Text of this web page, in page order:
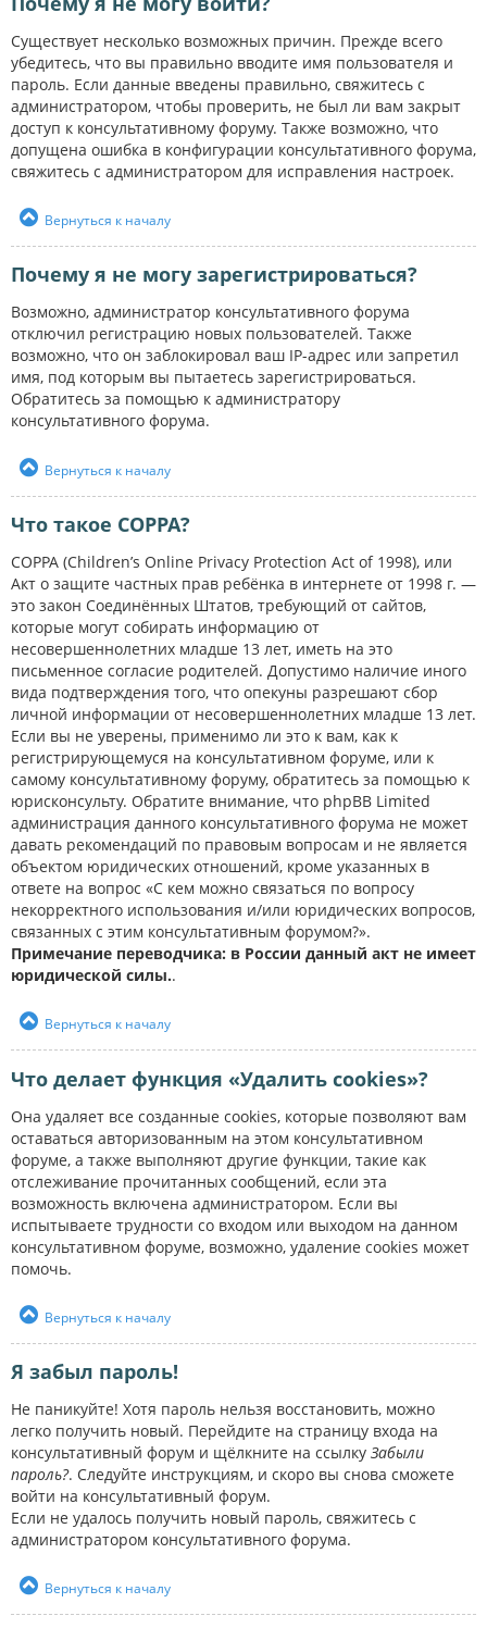
Существует несколько возможных причин. Прежде всего
убедитесь, что вы правильно вводите имя пользователя и
пароль. Если данные введены правильно, свяжитесь с
администратором, чтобы проверить, не был ли вам закрыт
доступ к консультативному форуму. Также возможно, что
допущена ошибка в конфигурации консультативного форума,
свяжитесь с администратором для исправления настроек.
Вернуться к началу
Почему я не могу зарегистрироваться?
Возможно, администратор консультативного форума
отключил регистрацию новых пользователей. Также
возможно, что он заблокировал ваш IP-адрес или запретил
имя, под которым вы пытаетесь зарегистрироваться.
Обратитесь за помощью к администратору
консультативного форума.
Вернуться к началу
Что такое COPPA?
COPPA (Children’s Online Privacy Protection Act of 1998), или
Акт о защите частных прав ребёнка в интернете от 1998 г. —
это закон Соединённых Штатов, требующий от сайтов,
которые могут собирать информацию от
несовершеннолетних младше 13 лет, иметь на это
письменное согласие родителей. Допустимо наличие иного
вида подтверждения того, что опекуны разрешают сбор
личной информации от несовершеннолетних младше 13 лет.
Если вы не уверены, применимо ли это к вам, как к
регистрирующемуся на консультативном форуме, или к
самому консультативному форуму, обратитесь за помощью к
юрисконсульту. Обратите внимание, что phpBB Limited
администрация данного консультативного форума не может
давать рекомендаций по правовым вопросам и не является
объектом юридических отношений, кроме указанных в
ответе на вопрос «С кем можно связаться по вопросу
некорректного использования и/или юридических вопросов,
связанных с этим консультативным форумом?».
Примечание переводчика: в России данный акт не имеет
юридической силы..
Вернуться к началу
Что делает функция «Удалить cookies»?
Она удаляет все созданные cookies, которые позволяют вам
оставаться авторизованным на этом консультативном
форуме, а также выполняют другие функции, такие как
отслеживание прочитанных сообщений, если эта
возможность включена администратором. Если вы
испытываете трудности со входом или выходом на данном
консультативном форуме, возможно, удаление cookies может
помочь.
Вернуться к началу
Я забыл пароль!
Не паникуйте! Хотя пароль нельзя восстановить, можно
легко получить новый. Перейдите на страницу входа на
консультативный форум и щёлкните на ссылку Забыли
пароль?. Следуйте инструкциям, и скоро вы снова сможете
войти на консультативный форум.
Если не удалось получить новый пароль, свяжитесь с
администратором консультативного форума.
Вернуться к началу